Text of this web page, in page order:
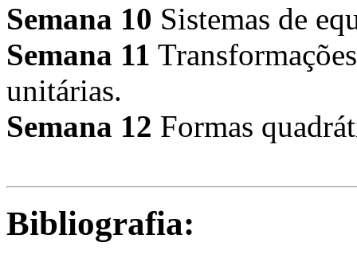
Semana 10 Sistemas de
Semana 11
unitárias.
Semana 12 Formas
Bibliografia: